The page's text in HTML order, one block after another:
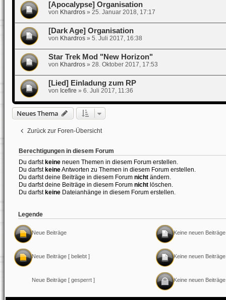
[Apocalypse] Organisation
von Khardros» 25. Januar 2018, 17:17
[Dark Age] Organisation
von Khardros» 5. Juli 2017, 16:38
Star Trek Mod "New Horizon"
von Khardros» 28. Oktober 2017, 17:53
[Lied] Einladung zum RP
von Icefire » 6. Juli 2017, 11:36
Neues Thema
Zurück zur Foren-Übersicht
Berechtigungen in diesem Forum
Du darfst keineneuen Themen in diesem Forum erstellen.
Du darfst keineAntworten zu Themen in diesem Forum erstellen.
Du darfst deine Beiträge in diesem Forum nichtändern.
Du darfst deine Beiträge in diesem Forum nichtlöschen.
Du darfst keineDateianhänge in diesem Forum erstellen.
Legende
Neue Beiträge
Neue Beiträge [ beliebt ]
Neue Beiträge [ gesperrt ]
Keine neuen Beiträge
Keine neuen
Keine neuen